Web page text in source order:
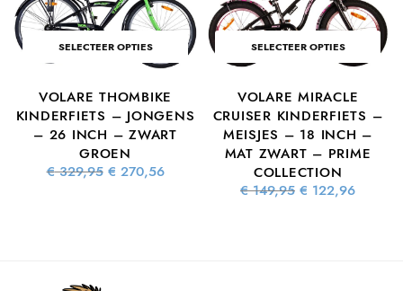
SELECTEER OPTIES
VOLARE THOMBIKE
KINDERFIETS – JONGENS
– 26 INCH – ZWART
GROEN
€329,95 Oorspronkelijke
prijs was:
€ 270,56
SELECTEER OPTIES
VOLARE MIRACLE
CRUISER KINDERFIETS –
MEISJES – 18 INCH –
MAT ZWART – PRIME
COLLECTION
€149,95 Oorspronkelijke
prijs was:
€ 122,96